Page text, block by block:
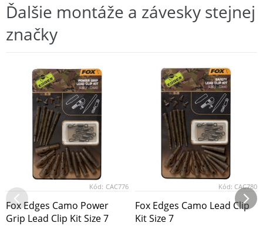
Ďalšie montáže a závesky stejnej
značky
Kód: CAC776
Fox Edges Camo Power
Grip Lead Clip Kit Size 7
Kód: CAC780
Fox Edges Camo Lead Clip
Kit Size 7